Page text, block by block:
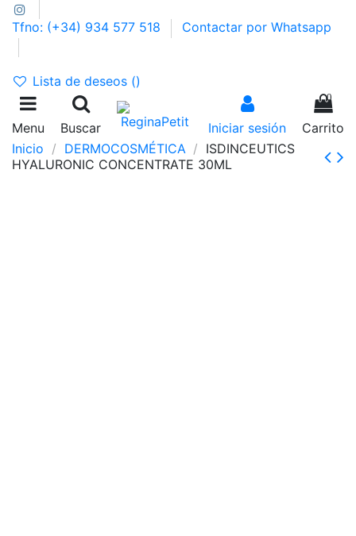
Tfno: (+34) 934 577 518 Contactar por Whatsapp
Lista de deseos ()
Menu Buscar Iniciar sesión
0
Carrito
Inicio
DERMOCOSMÉTICA
ISDINCEUTICS
HYALURONIC CONCENTRATE 30ML